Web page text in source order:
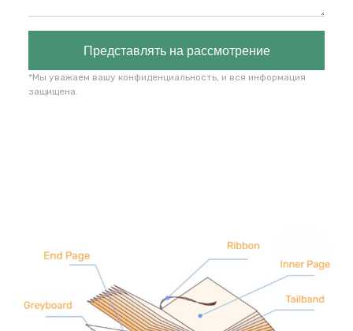
Представлять на рассмотрение
*Мы уважаем вашу конфиденциальность, и вся информация
защищена.